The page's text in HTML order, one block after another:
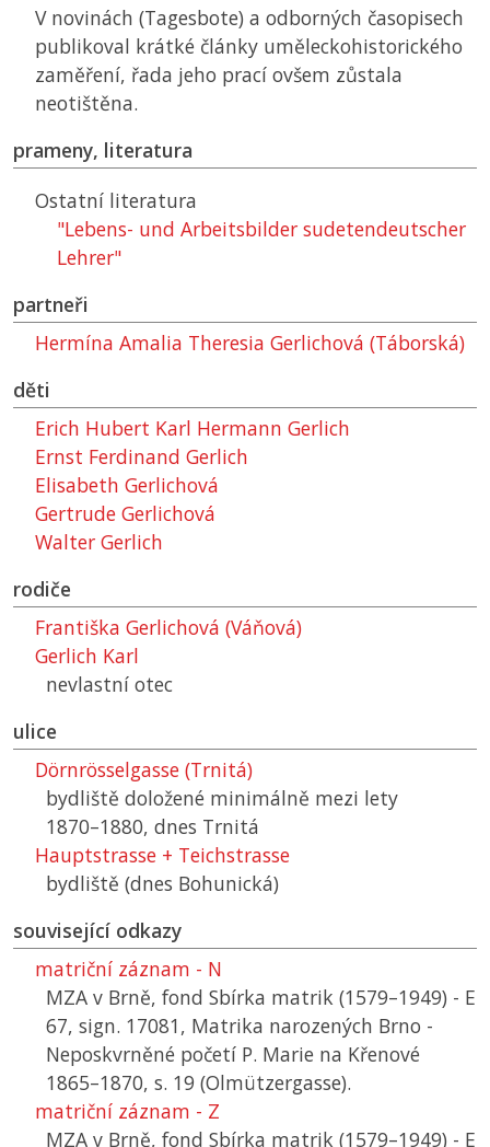
V novinách (Tagesbote) a odborných časopisech
publikoval krátké články uměleckohistorického
zaměření, řada jeho prací ovšem zůstala
neotištěna.
prameny, literatura
Ostatní literatura
"Lebens- und Arbeitsbilder sudetendeutscher
Lehrer"
partneři
Hermína Amalia Theresia Gerlichová (Táborská)
děti
Erich Hubert Karl Hermann Gerlich
Ernst Ferdinand Gerlich
Elisabeth Gerlichová
Gertrude Gerlichová
Walter Gerlich
rodiče
Františka Gerlichová (Váňová)
Gerlich Karl
nevlastní otec
ulice
Dörnrösselgasse (Trnitá)
bydliště doložené minimálně mezi lety
1870–⁠1880, dnes Trnitá
Hauptstrasse + Teichstrasse
bydliště (dnes Bohunická)
související odkazy
matriční záznam - N
MZA v Brně, fond Sbírka matrik (1579–1949) - E
67, sign. 17081, Matrika narozených Brno -
Neposkvrněné početí P. Marie na Křenové
1865–1870, s. 19 (Olmützergasse).
matriční záznam - Z
MZA v Brně, fond Sbírka matrik (1579–1949) - E